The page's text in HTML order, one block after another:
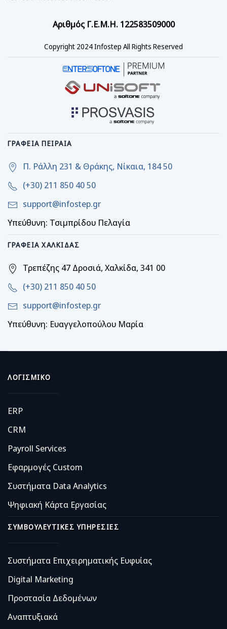
Αριθμός Γ.Ε.Μ.Η. 122583509000
Copyright 2024 Infostep All Rights Reserved
ΓΡΑΦΕΊΑ ΠΕΙΡΑΙΆ
Π. Ράλλη 231 & Θράκης, Νίκαια, 184 50
(+30) 211 850 40 50
support@infostep.gr
Υπεύθυνη: Τσιμπρίδου Πελαγία
ΓΡΑΦΕΊΑ ΧΑΛΚΊΔΑΣ
Τρεπέζης 47 Δροσιά, Χαλκίδα, 341 00
(+30) 211 850 40 50
support@infostep.gr
Υπεύθυνη: Ευαγγελοπούλου Μαρία
ΛΟΓΙΣΜΙΚΌ
ERP
CRM
Payroll Services
Εφαρμογές Custom
Συστήματα Data Analytics
Ψηφιακή Κάρτα Εργασίας
ΣΥΜΒΟΥΛΕΥΤΙΚΈΣ ΥΠΗΡΕΣΊΕΣ
Συστήματα Επιχειρηματικής Ευφυίας
Digital Marketing
Προστασία Δεδομένων
Αναπτυξιακά